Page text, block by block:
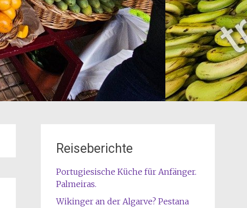
Reiseberichte
Portugiesische Küche für Anfänger.
Palmeiras.
Wikinger an der Algarve? Pestana